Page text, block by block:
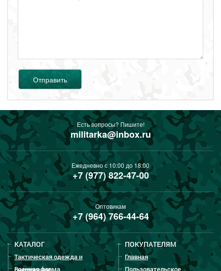
Отправить
Есть вопросы? Пишите!
militarka@inbox.ru
Ежедневно с 10:00 до 18:00
+7 (977) 822-47-00
Оптовикам
+7 (964) 766-44-64
КАТАЛОГ
Тактическая одежда и
Военная форма
ПОКУПАТЕЛЯМ
Главная
Пользовательское